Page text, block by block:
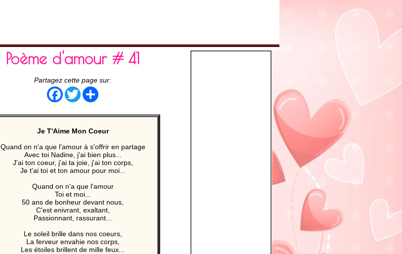
Poème d'amour # 41
Partagez cette page sur:
FacebookTwitter
Je T'Aime Mon Coeur
Quand on n'a que l'amour à s'offrir en partage
Avec toi Nadine, j'ai bien plus...
J'ai ton coeur, j'ai ta joie, j'ai ton corps,
Je t'ai toi et ton amour pour moi...
Quand on n'a que l'amour
Toi et moi...
50 ans de bonheur devant nous,
C'est enivrant, exaltant,
Passionnant, rassurant...
Le soleil brille dans nos coeurs,
La ferveur envahie nos corps,
Les étoiles brillent de mille feux...